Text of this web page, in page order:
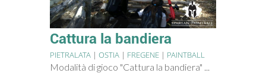
Cattura la bandiera
PIETRALATA | OSTIA | FREGENE | PAINTBALL
Modalità di gioco "Cattura la bandiera" ...